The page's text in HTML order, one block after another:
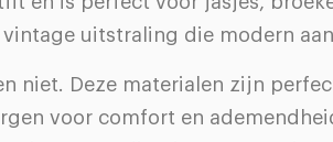
uitstraling die modern
niet. Deze materialen zijn
voor comfort en